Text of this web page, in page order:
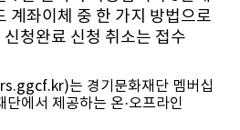
는 경기문화재단 멤버십
에서 제공하는 온·오프라인